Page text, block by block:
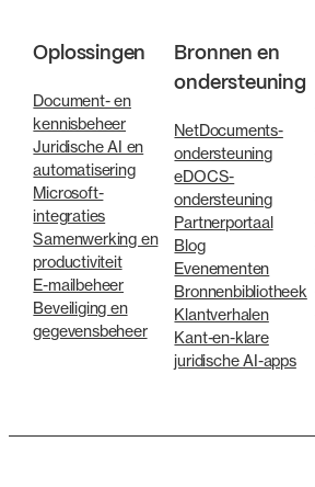
Oplossingen
Document- en
kennisbeheer
Juridische AI en
automatisering
Microsoft-
integraties
Samenwerking en
productiviteit
E-mailbeheer
Beveiliging en
gegevensbeheer
Bronnen en
ondersteuning
NetDocuments-
ondersteuning
eDOCS-
ondersteuning
Partnerportaal
Blog
Evenementen
Bronnenbibliotheek
Klantverhalen
Kant-en-klare
juridische AI-apps